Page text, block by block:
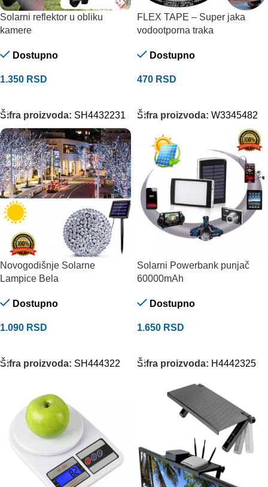
Solarni reflektor u obliku
kamere
Dostupno
1.350 RSD
Šifra proizvoda: SH4432231
FLEX TAPE – Super jaka
vodootporna traka
Dostupno
470 RSD
Šifra proizvoda: W3345482
Novogodišnje Solarne
Lampice Bela
Dostupno
1.090 RSD
Šifra proizvoda: SH444322
Solarni Powerbank punjač
60000mAh
Dostupno
1.650 RSD
Šifra proizvoda: H4442325